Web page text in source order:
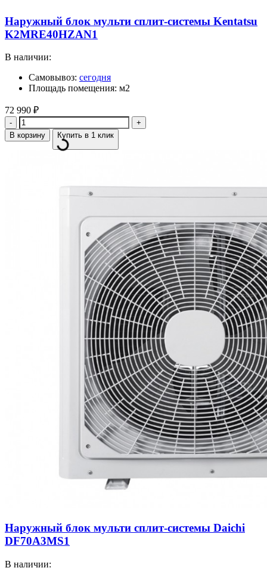
Наружный блок мульти сплит-системы Kentatsu
K2MRE40HZAN1
В наличии:
Самовывоз: сегодня
Площадь помещения: м2
72 990 ₽
Количество
В корзину Купить в 1 клик
Наружный блок мульти сплит-системы Daichi
DF70A3MS1
В наличии: